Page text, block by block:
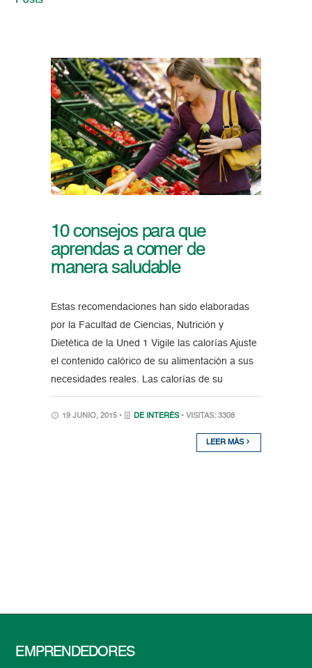
10 consejos para que
aprendas a comer de
manera saludable
Estas recomendaciones han sido elaboradas
por la Facultad de Ciencias, Nutrición y
Dietética de la Uned 1 Vigile las calorías Ajuste
el contenido calórico de su alimentación a sus
necesidades reales. Las calorías de su
19 JUNIO, 2015 • DE INTERÉS • VISITAS: 3308
LEER MÁS
EMPRENDEDORES